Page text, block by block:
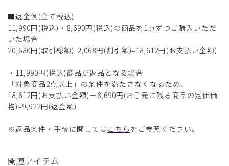
■返金例(全て税込)
11,990円(税込)・8,690円(税込)の商品を1点ずつご購入いただ
いた場合
20,680円(取引総額)-2,068円(割引額)=18,612円(お支払い金額)
・11,990円(税込)商品が返品となる場合
「対象商品2点以上」の条件を満たさなくなるため、
18,612円(お支払い金額)ー8,690円(お手元に残る商品の定価価
格)=9,922円(返金額)
※返品条件・手続に関してはこちら をご参照ください。
関連アイテム